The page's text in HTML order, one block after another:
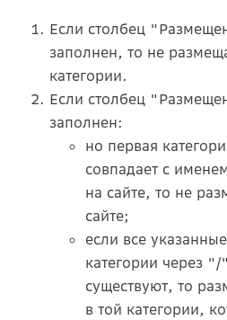
Если столбец
заполнен, то не
категории.
Если столбец
заполнен:
но первая
совпадает с
на сайте, то не
сайте;
если все
категории через "/
существуют, то
в той категории,